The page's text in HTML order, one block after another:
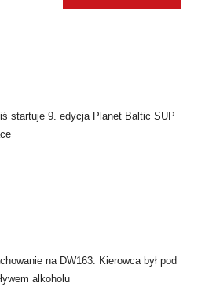
startuje 9. edycja Planet Baltic SUP
na DW163. Kierowca był pod
alkoholu